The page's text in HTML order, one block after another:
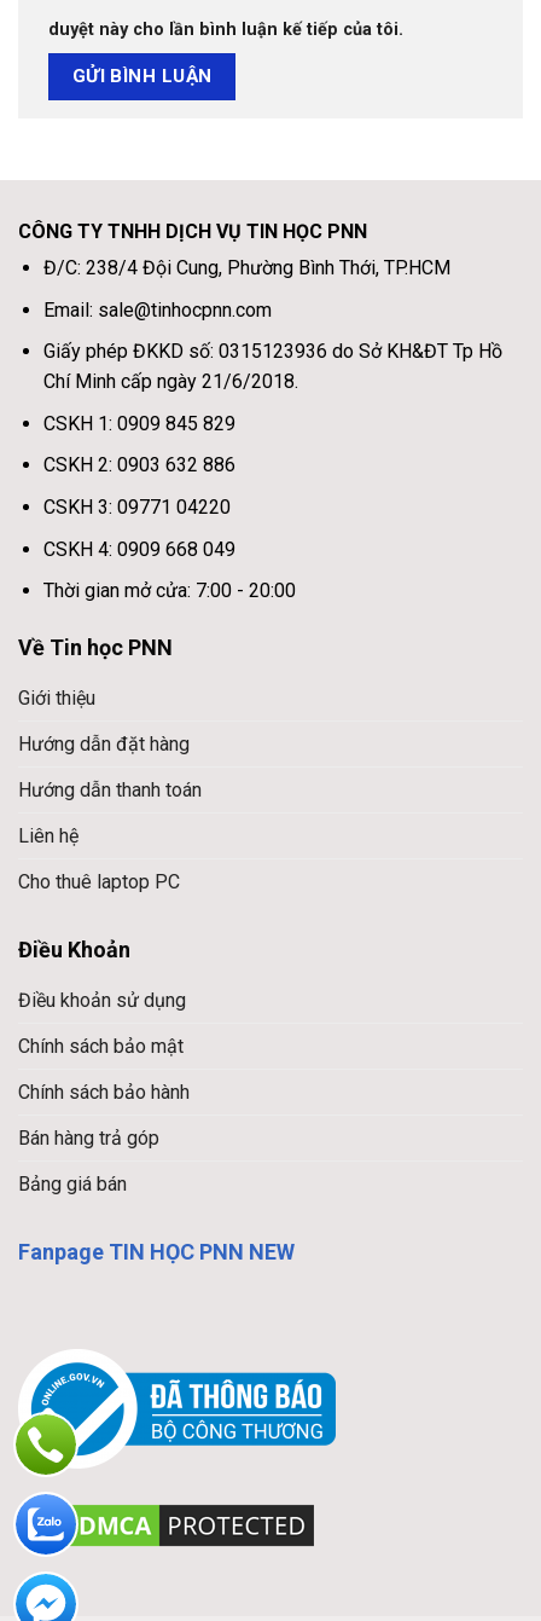
duyệt này cho lần bình luận kế tiếp của tôi.
CÔNG TY TNHH DỊCH VỤ TIN HỌC PNN
Đ/C: 238/4 Đội Cung, Phường Bình Thới, TP.HCM
Email: sale@tinhocpnn.com
Giấy phép ĐKKD số: 0315123936 do Sở KH&ĐT Tp Hồ
Chí Minh cấp ngày 21/6/2018.
CSKH 1: 0909 845 829
CSKH 2: 0903 632 886
CSKH 3: 09771 04220
CSKH 4: 0909 668 049
Thời gian mở cửa: 7:00 - 20:00
Về Tin học PNN
Giới thiệu
Hướng dẫn đặt hàng
Hướng dẫn thanh toán
Liên hệ
Cho thuê laptop PC
Điều Khoản
Điều khoản sử dụng
Chính sách bảo mật
Chính sách bảo hành
Bán hàng trả góp
Bảng giá bán
Fanpage TIN HỌC PNN NEW